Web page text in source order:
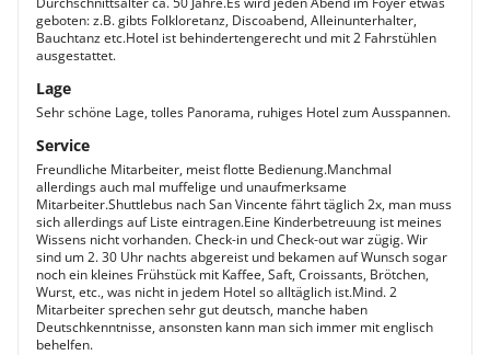
geboten: z.B. gibts Folkloretanz, Discoabend, Alleinunterhalter,
Bauchtanz etc.Hotel ist behindertengerecht und mit 2 Fahrstühlen
ausgestattet.
Lage
Sehr schöne Lage, tolles Panorama, ruhiges Hotel zum Ausspannen.
Service
Freundliche Mitarbeiter, meist flotte Bedienung.Manchmal
allerdings auch mal muffelige und unaufmerksame
Mitarbeiter.Shuttlebus nach San Vincente fährt täglich 2x, man muss
sich allerdings auf Liste eintragen.Eine Kinderbetreuung ist meines
Wissens nicht vorhanden. Check-in und Check-out war zügig. Wir
sind um 2. 30 Uhr nachts abgereist und bekamen auf Wunsch sogar
noch ein kleines Frühstück mit Kaffee, Saft, Croissants, Brötchen,
Wurst, etc., was nicht in jedem Hotel so alltäglich ist.Mind. 2
Mitarbeiter sprechen sehr gut deutsch, manche haben
Deutschkenntnisse, ansonsten kann man sich immer mit englisch
behelfen.